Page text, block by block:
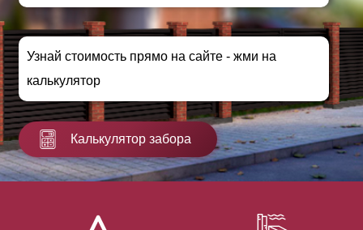
Узнай стоимость прямо на сайте - жми на
калькулятор
Калькулятор забора